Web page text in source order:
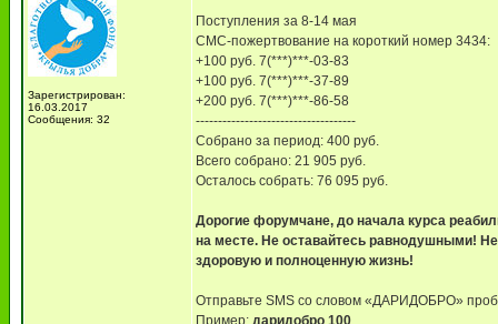
Зарегистрирован:
16.03.2017
Сообщения: 32
Поступления за 8-14 мая
СМС-пожертвование на короткий номер 3434:
+100 руб. 7(***)***-03-83
+100 руб. 7(***)***-37-89
+200 руб. 7(***)***-86-58
------------------------------------
Собрано за период: 400 руб.
Всего собрано: 21 905 руб.
Осталось собрать: 76 095 руб.
Дорогие форумчане, до начала курса
на месте. Не оставайтесь равнодушными!
здоровую и полноценную жизнь!
Отправьте SMS со словом «ДАРИДОБРО»
Пример: даридобро 100